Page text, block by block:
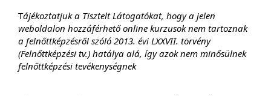
Tájékoztatjuk a Tisztelt Látogatókat, hogy a jelen
weboldalon hozzáférhető online kurzusok nem tartoznak
a felnőttképzésről szóló 2013. évi LXXVII. törvény
(Felnőttképzési tv.) hatálya alá, így azok nem minősülnek
felnőttképzési tevékenységnek